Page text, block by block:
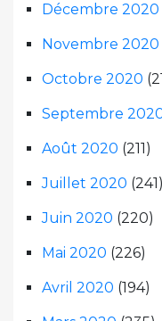
Décembre 2020
Novembre 2020
Octobre 2020
Septembre
Août 2020 (211)
Juillet 2020 (241)
Juin 2020 (220)
Mai 2020 (226)
Avril 2020 (194)